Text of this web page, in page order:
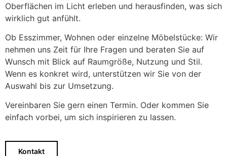
Oberflächen im Licht erleben und herausfinden, was sich
wirklich gut anfühlt.
Ob Esszimmer, Wohnen oder einzelne Möbelstücke: Wir
nehmen uns Zeit für Ihre Fragen und beraten Sie auf
Wunsch mit Blick auf Raumgröße, Nutzung und Stil.
Wenn es konkret wird, unterstützen wir Sie von der
Auswahl bis zur Umsetzung.
Vereinbaren Sie gern einen Termin. Oder kommen Sie
einfach vorbei, um sich inspirieren zu lassen.
Kontakt